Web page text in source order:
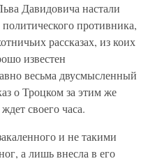
Давидовича настали
противника,
рассказах, из коих
известен
весьма двусмысленный
о Троцком за этим же
своего часа.
и не такими
а лишь внесла в его